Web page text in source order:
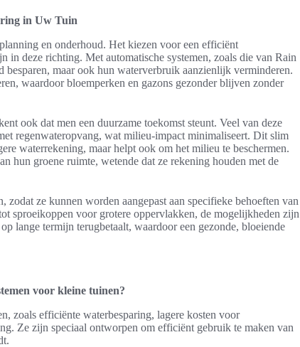
in Uw Tuin
en onderhoud. Het kiezen voor een efficiënt
in deze richting. Met automatische systemen, zoals die van Rain
maar ook hun waterverbruik aanzienlijk verminderen.
waardoor bloemperken en gazons gezonder blijven zonder
ook dat men een duurzame toekomst steunt. Veel van deze
regenwateropvang, wat milieu-impact minimaliseert. Dit slim
waterrekening, maar helpt ook om het milieu te beschermen.
hun groene ruimte, wetende dat ze rekening houden met de
zodat ze kunnen worden aangepast aan specifieke behoeften van
sproeikoppen voor grotere oppervlakken, de mogelijkheden zijn
lange termijn terugbetaalt, waardoor een gezonde, bloeiende
voor kleine tuinen?
zoals efficiënte waterbesparing, lagere kosten voor
Ze zijn speciaal ontworpen om efficiënt gebruik te maken van